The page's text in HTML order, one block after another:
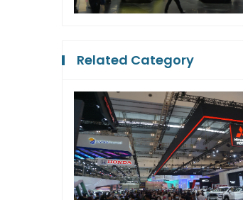
Related Category